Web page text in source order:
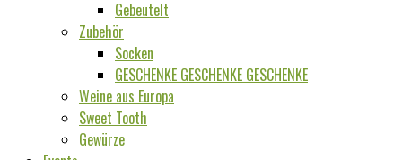
Gebeutelt
Zubehör
Socken
GESCHENKE GESCHENKE GESCHENKE
Weine aus Europa
Sweet Tooth
Gewürze